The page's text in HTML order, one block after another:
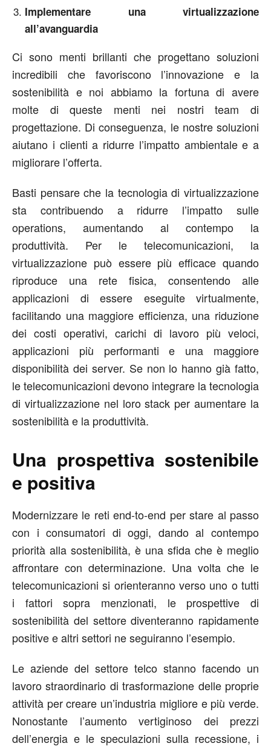
Implementare una virtualizzazione
all’avanguardia
Ci sono menti brillanti che progettano soluzioni
incredibili che favoriscono l’innovazione e la
sostenibilità e noi abbiamo la fortuna di avere
molte di queste menti nei nostri team di
progettazione. Di conseguenza, le nostre soluzioni
aiutano i clienti a ridurre l’impatto ambientale e a
migliorare l’offerta.
Basti pensare che la tecnologia di virtualizzazione
sta contribuendo a ridurre l’impatto sulle
operations, aumentando al contempo la
produttività. Per le telecomunicazioni, la
virtualizzazione può essere più efficace quando
riproduce una rete fisica, consentendo alle
applicazioni di essere eseguite virtualmente,
facilitando una maggiore efficienza, una riduzione
dei costi operativi, carichi di lavoro più veloci,
applicazioni più performanti e una maggiore
disponibilità dei server. Se non lo hanno già fatto,
le telecomunicazioni devono integrare la tecnologia
di virtualizzazione nel loro stack per aumentare la
sostenibilità e la produttività.
Una prospettiva sostenibile
e positiva
Modernizzare le reti end-to-end per stare al passo
con i consumatori di oggi, dando al contempo
priorità alla sostenibilità, è una sfida che è meglio
affrontare con determinazione. Una volta che le
telecomunicazioni si orienteranno verso uno o tutti
i fattori sopra menzionati, le prospettive di
sostenibilità del settore diventeranno rapidamente
positive e altri settori ne seguiranno l’esempio.
Le aziende del settore telco stanno facendo un
lavoro straordinario di trasformazione delle proprie
attività per creare un’industria migliore e più verde.
Nonostante l’aumento vertiginoso dei prezzi
dell’energia e le speculazioni sulla recessione, i